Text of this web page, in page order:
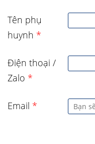
Tên phụ
huynh *
Điện thoại /
Zalo *
Email *